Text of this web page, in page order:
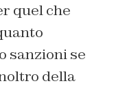
quel che
sanzioni se
della